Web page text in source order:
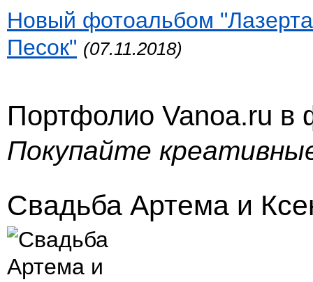
Новый фотоальбом
Песок" (07.11.2018)
Портфолио Vanoa.ru в
Покупайте
Свадьба Артема и